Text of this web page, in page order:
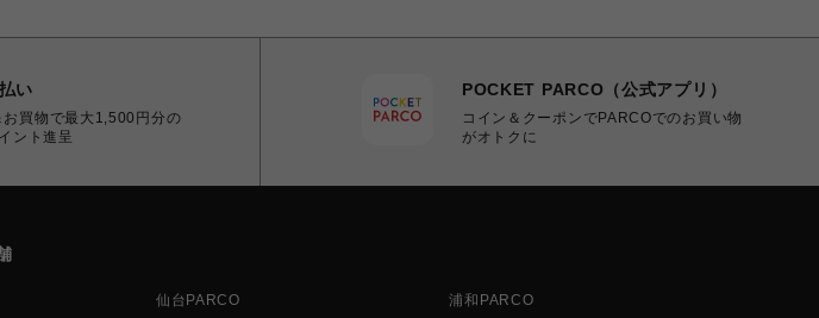
い
お買物で最大1,500円分の
ント進呈
POCKET PARCO（公式アプリ）
コイン＆クーポンでPARCOでのお買い物
がオトクに
仙台PARCO
浦和PARCO